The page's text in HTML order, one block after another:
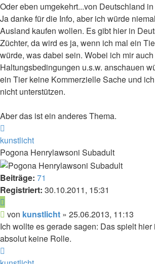
Oder eben umgekehrt...von Deutschland
Ja danke für die Info, aber ich würde
Ausland kaufen wollen. Es gibt hier in
Züchter, da wird es ja, wenn ich mal ein
würde, was dabei sein. Wobei ich mir
Haltungsbedingungen u.s.w. anschauen
ein Tier keine Kommerzielle Sache und
nicht unterstützen.
Aber das ist ein anderes Thema.
oben
kunstlicht
Pogona Henrylawsoni Subadult
Beiträge: 71
Registriert: 30.10.2011, 15:31
Beitrag
von kunstlicht » 25.06.2013, 11:13
Ich wollte es gerade sagen: Das spielt
absolut keine Rolle.